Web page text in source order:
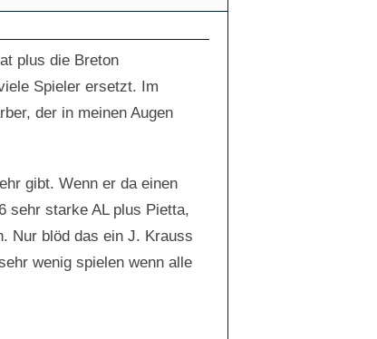
plus die Breton
Spieler ersetzt. Im
der in meinen Augen
gibt. Wenn er da einen
sehr starke AL plus Pietta,
Nur blöd das ein J. Krauss
wenig spielen wenn alle